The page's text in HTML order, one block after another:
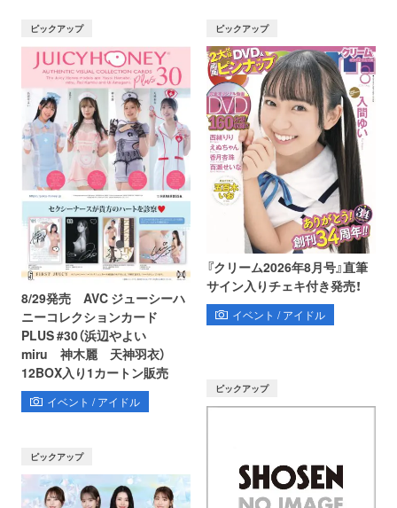
ピックアップ
8/29発売 AVC ジューシーハ
ニーコレクションカード
PLUS #30（浜辺やよい
miru 神木麗 天神羽衣）
12BOX入り1カートン販売
イベント / アイドル
ピックアップ
『クリーム2026年8月号』直筆
サイン入りチェキ付き発売！
イベント / アイドル
ピックアップ
ピックアップ